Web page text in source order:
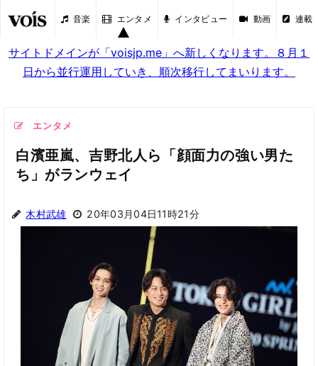
音楽 エンタメ インタビュー 動画 連載
サイトドメインが「voisjp.me」へ新しくなります。８月１
日から並行運用していき、順次移行してまいります。
エンタメ
白濱亜嵐、吉野北人ら「顔面力の強い男た
ち」がランウェイ
木村武雄 20年03月04日11時21分